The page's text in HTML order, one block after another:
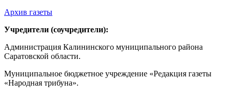
Архив газеты
Учредители (соучредители):
Администрация Калининского муниципального района
Саратовской области.
Муниципальное бюджетное учреждение «Редакция газеты
«Народная трибуна».